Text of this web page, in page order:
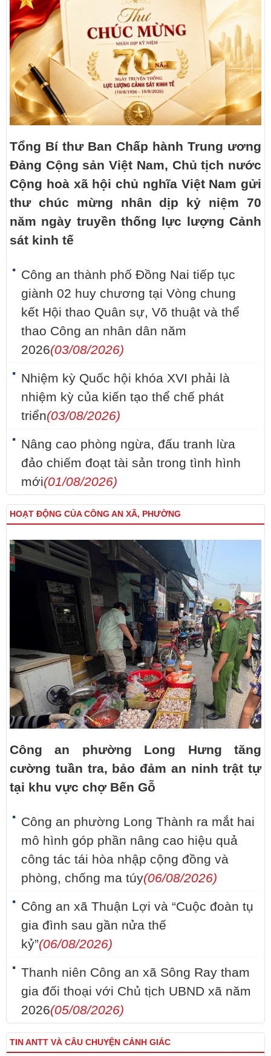
Tổng Bí thư Ban Chấp hành Trung ương
Đảng Cộng sản Việt Nam, Chủ tịch nước
Cộng hoà xã hội chủ nghĩa Việt Nam gửi
thư chúc mừng nhân dịp kỷ niệm 70
năm ngày truyền thống lực lượng Cảnh
sát kinh tế
Công an thành phố Đồng Nai tiếp tục
giành 02 huy chương tại Vòng chung
kết Hội thao Quân sự, Võ thuật và thể
thao Công an nhân dân năm
2026(03/08/2026)
Nhiệm kỳ Quốc hội khóa XVI phải là
nhiệm kỳ của kiến tạo thể chế phát
triển(03/08/2026)
Nâng cao phòng ngừa, đấu tranh lừa
đảo chiếm đoạt tài sản trong tình hình
mới(01/08/2026)
HOẠT ĐỘNG CỦA CÔNG AN XÃ, PHƯỜNG
Công an phường Long Hưng tăng
cường tuần tra, bảo đảm an ninh trật tự
tại khu vực chợ Bến Gỗ
Công an phường Long Thành ra mắt hai
mô hình góp phần nâng cao hiệu quả
công tác tái hòa nhập cộng đồng và
phòng, chống ma túy(06/08/2026)
Công an xã Thuận Lợi và “Cuộc đoàn tụ
gia đình sau gần nửa thế
kỷ”(06/08/2026)
Thanh niên Công an xã Sông Ray tham
gia đối thoại với Chủ tịch UBND xã năm
2026(05/08/2026)
TIN ANTT VÀ CÂU CHUYỆN CẢNH GIÁC